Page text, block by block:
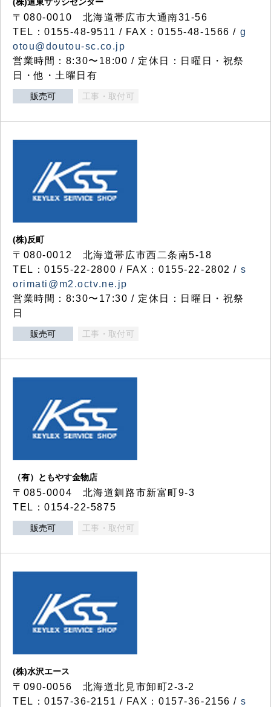
〒080-0010 北海道帯広市大通南31-56
TEL：0155-48-9511 / FAX：0155-48-1566 / g
otou@doutou-sc.co.jp
営業時間：8:30〜18:00 / 定休日：日曜日・祝祭
日・他・土曜日有
販売可 工事・取付可
(株)反町
〒080-0012 北海道帯広市西二条南5-18
TEL：0155-22-2800 / FAX：0155-22-2802 / s
orimati@m2.octv.ne.jp
営業時間：8:30〜17:30 / 定休日：日曜日・祝祭
日
販売可 工事・取付可
（有）ともやす金物店
〒085-0004 北海道釧路市新富町9-3
TEL：0154-22-5875
販売可 工事・取付可
(株)水沢エース
〒090-0056 北海道北見市卸町2-3-2
TEL：0157-36-2151 / FAX：0157-36-2156 / s